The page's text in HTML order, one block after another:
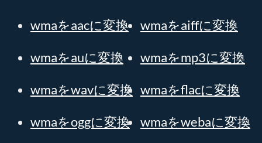
wmaをaacに変換 wmaをaiffに変換
wmaをauに変換 wmaをmp3に変換
wmaをwavに変換 wmaをflacに変換
wmaをoggに変換 wmaをwebaに変換